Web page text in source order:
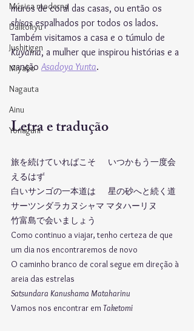
Música moderna
Daikokyu
Jushitigen
Miyako
Nagauta
Ainu
Yonaguni
muros de coral das casas, ou então os
shisas espalhados por todos os lados.
Também visitamos a casa e o túmulo de
Kuyama, a mulher que inspirou histórias e a
canção Asadoya Yunta.
Letra e tradução
旅を続けていればこそ	いつかもう一度会
えるはず
白いサンゴの一本道は	星の砂へと続く道
サーツンダラカヌシャマ マタハーリヌ
竹富島で会いましょう
Como continuo a viajar, tenho certeza de que
um dia nos encontraremos de novo
O caminho branco de coral segue em direção à
areia das estrelas
Satsundara Kanushama Mataharinu
Vamos nos encontrar em Taketomi